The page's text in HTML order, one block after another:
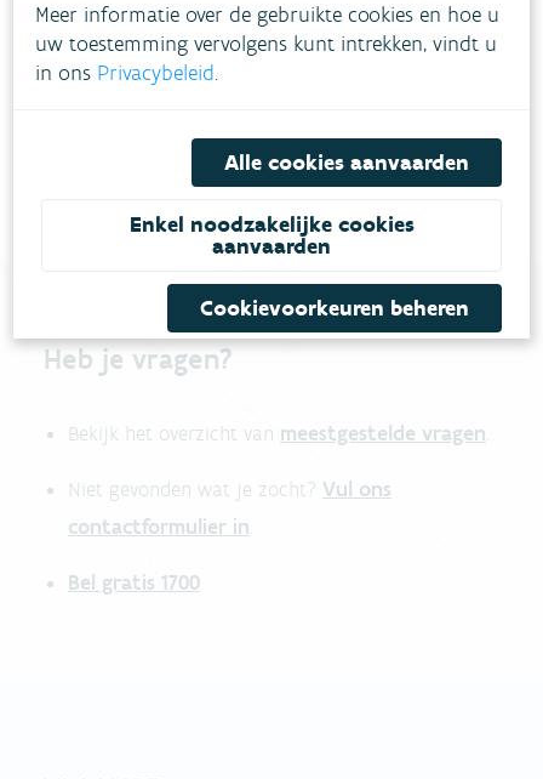
Download pdf
Heb je vragen?
Bekijk het overzicht van meestgestelde vragen.
Niet gevonden wat je zocht? Vul ons
contactformulier in.
Bel gratis 1700
Meer informatie over de gebruikte cookies en hoe u
uw toestemming vervolgens kunt intrekken, vindt u
in ons Privacybeleid.
Alle cookies aanvaarden
Enkel noodzakelijke cookies
aanvaarden
Cookievoorkeuren beheren